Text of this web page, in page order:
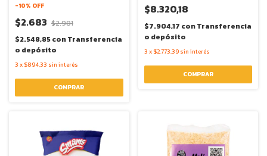
-10% OFF
$2.683 $2.981
$2.548,85conTransferencia
o depósito
3 x $894,33 sin interés
$8.320,18
$7.904,17 conTransferencia
o depósito
3 x $2.773,39 sin interés